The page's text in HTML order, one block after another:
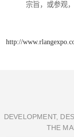
宗旨，或参观
http://
DEVELOPMENT,
THE